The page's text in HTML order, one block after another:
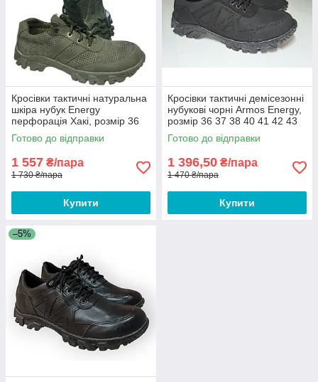
Кросівки тактичні натуральна
шкіра нубук Energy
перфорація Хакі, розмір 36
37 38 39 40 41 42 43 44 45 46
Готово до відправки
1 557 ₴/пара
1 730 ₴/пара
Купити
Кросівки тактичні демісезонні
нубукові чорні Armos Energy,
розмір 36 37 38 40 41 42 43
44 45 46
Готово до відправки
1 396,50 ₴/пара
1 470 ₴/пара
Купити
–5%